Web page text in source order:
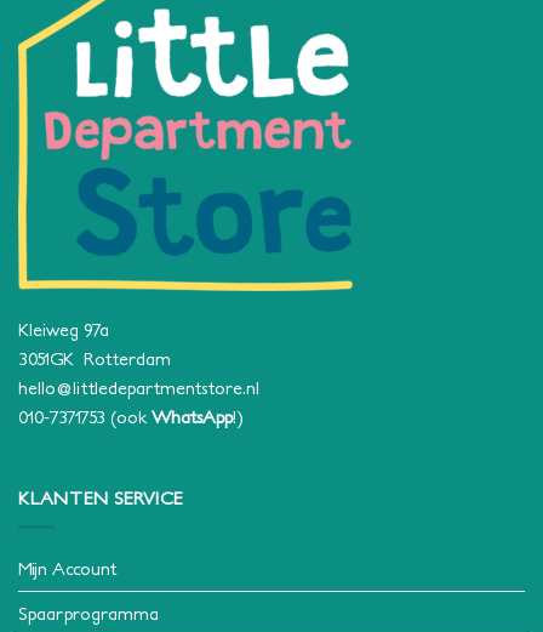
Kleiweg 97a
3051GK Rotterdam
hello@littledepartmentstore.nl
010-7371753 (ook WhatsApp!)
KLANTEN SERVICE
Mijn Account
Spaarprogramma